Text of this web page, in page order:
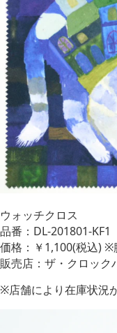
ウォッチクロス
品番：DL-201801-KF1
価格：￥1,100(税込)
販売店：ザ・クロック
※店舗により在庫状況